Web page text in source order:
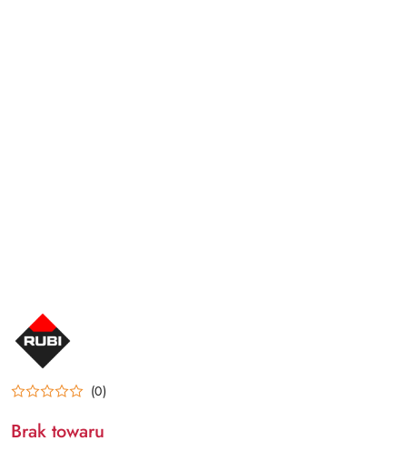
NAZWA
PRODUCENTA:
RUBI
(0)
Brak towaru